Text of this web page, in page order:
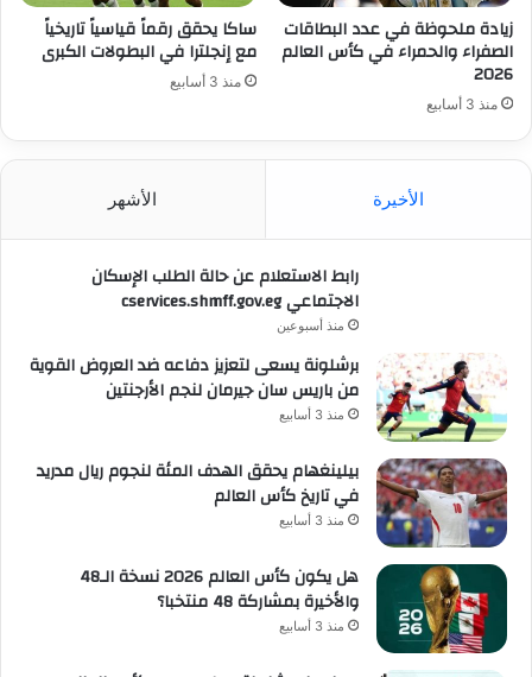
زيادة ملحوظة في عدد البطاقات
الصفراء والحمراء في كأس العالم
2026
منذ 3 أسابيع
ساكا يحقق رقماً قياسياً تاريخياً
مع إنجلترا في البطولات الكبرى
منذ 3 أسابيع
الأخيرة الأشهر
رابط الاستعلام عن حالة الطلب الإسكان
الاجتماعي cservices.shmff.gov.eg
منذ أسبوعين
برشلونة يسعى لتعزيز دفاعه ضد العروض القوية
من باريس سان جيرمان لنجم الأرجنتين
منذ 3 أسابيع
بيلينغهام يحقق الهدف المئة لنجوم ريال مدريد
في تاريخ كأس العالم
منذ 3 أسابيع
هل يكون كأس العالم 2026 نسخة الـ48
والأخيرة بمشاركة 48 منتخبا؟
منذ 3 أسابيع